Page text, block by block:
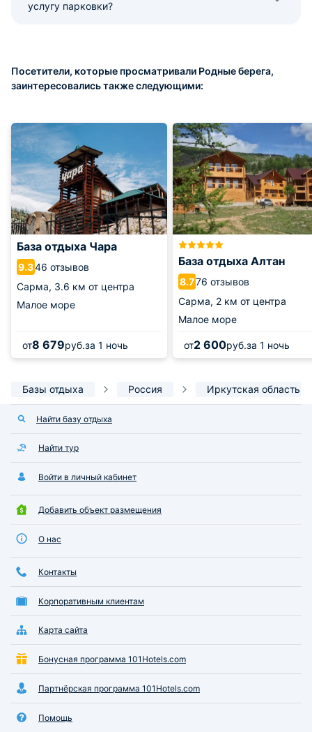
услугу парковки?
Посетители, которые просматривали Родные берега,
заинтересовались также следующими:
База отдыха Чара
9.346 отзывов
Сарма, 3.6 км от центра
Малое море
от8 679руб.за 1 ночь
База отдыха Алтан
8.776 отзывов
Сарма, 2 км от центра
Малое море
от2 600руб.за 1 ночь
Базы отдыха Россия Иркутская область
Найти базу отдыха
Найти тур
Войти в личный кабинет
Добавить объект размещения
О нас
Контакты
Корпоративным клиентам
Карта сайта
Бонусная программа 101Hotels.com
Партнёрская программа 101Hotels.com
Помощь